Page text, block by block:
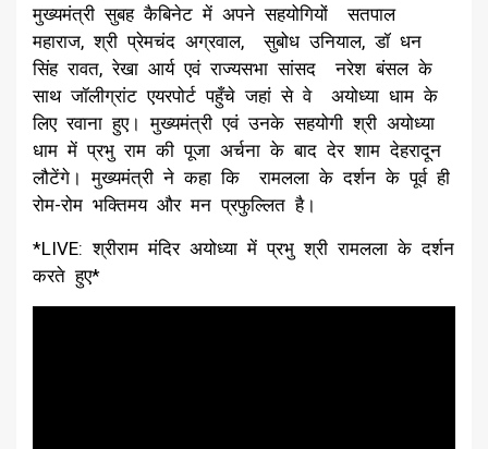
मुख्यमंत्री सुबह कैबिनेट में अपने सहयोगियों सतपाल
महाराज, श्री प्रेमचंद अग्रवाल, सुबोध उनियाल, डॉ धन
सिंह रावत, रेखा आर्य एवं राज्यसभा सांसद नरेश बंसल के
साथ जॉलीग्रांट एयरपोर्ट पहुँचे जहां से वे अयोध्या धाम के
लिए रवाना हुए। मुख्यमंत्री एवं उनके सहयोगी श्री अयोध्या
धाम में प्रभु राम की पूजा अर्चना के बाद देर शाम देहरादून
लौटेंगे। मुख्यमंत्री ने कहा कि रामलला के दर्शन के पूर्व ही
रोम-रोम भक्तिमय और मन प्रफुल्लित है।
*LIVE: श्रीराम मंदिर अयोध्या में प्रभु श्री रामलला के दर्शन
करते हुए*